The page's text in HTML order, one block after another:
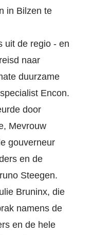
in Bilzen te
uit de regio - en
naar
duurzame
Encon.
door
Mevrouw
gouverneur
en de
Steegen.
Bruninx, die
namens de
en de hele